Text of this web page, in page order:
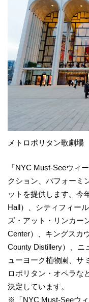
メトロポリタン歌劇場
「NYC Must-Seeウィ
クション、パフォーミ
ットを提供します。今
Hall）、シティフィー
ズ・アット・リンカー
Center）、キングスカ
County Distillery）、ニ
ューヨーク植物園、サ
ロポリタン・オペラな
決定しています。
※「NYC Must-Seeウ